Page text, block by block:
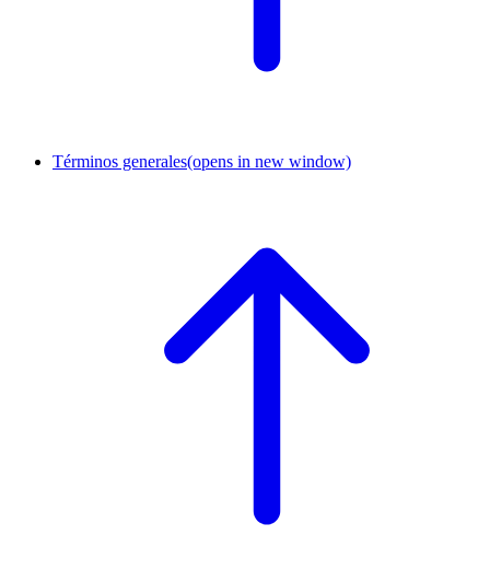
Términos generales(opens in new window)